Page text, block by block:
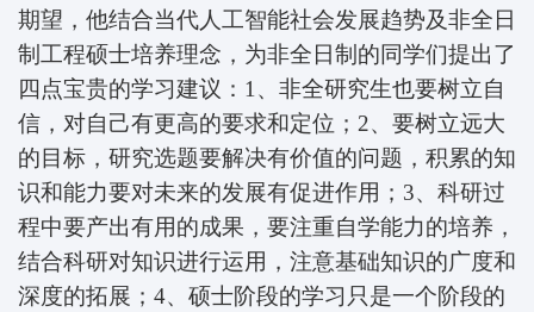
期望，他结合当代人工智能社会发展趋势及非全日
制工程硕士培养理念，为非全日制的同学们提出了
四点宝贵的学习建议：1、非全研究生也要树立自
信，对自己有更高的要求和定位；2、要树立远大
的目标，研究选题要解决有价值的问题，积累的知
识和能力要对未来的发展有促进作用；3、科研过
程中要产出有用的成果，要注重自学能力的培养，
结合科研对知识进行运用，注意基础知识的广度和
深度的拓展；4、硕士阶段的学习只是一个阶段的